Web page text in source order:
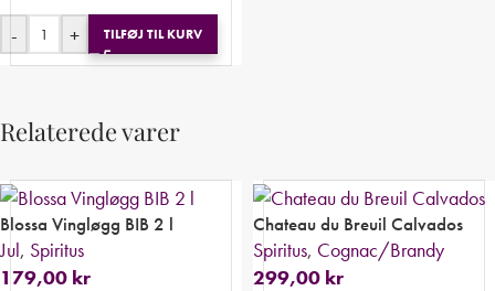
- + TILFØJ TIL KURV
Relaterede varer
Blossa Vingløgg BIB 2 l
Jul, Spiritus
179,00 kr
Chateau du Breuil Calvados
Spiritus, Cognac/Brandy
299,00 kr